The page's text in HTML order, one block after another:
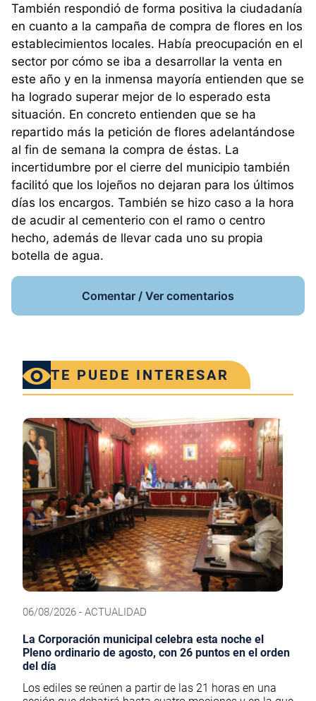
También respondió de forma positiva la ciudadanía
en cuanto a la campaña de compra de flores en los
establecimientos locales. Había preocupación en el
sector por cómo se iba a desarrollar la venta en
este año y en la inmensa mayoría entienden que se
ha logrado superar mejor de lo esperado esta
situación. En concreto entienden que se ha
repartido más la petición de flores adelantándose
al fin de semana la compra de éstas. La
incertidumbre por el cierre del municipio también
facilitó que los lojeños no dejaran para los últimos
días los encargos. También se hizo caso a la hora
de acudir al cementerio con el ramo o centro
hecho, además de llevar cada uno su propia
botella de agua.
Comentar / Ver comentarios
TE PUEDE INTERESAR
06/08/2026 - ACTUALIDAD
La Corporación municipal celebra esta noche el
Pleno ordinario de agosto, con 26 puntos en el orden
del día
Los ediles se reúnen a partir de las 21 horas en una